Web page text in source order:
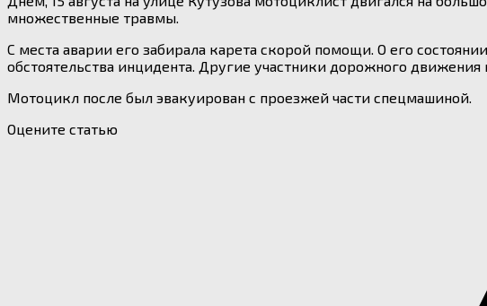
множественные травмы.
С места аварии его забирала карета скорой помощи. О его
обстоятельства инцидента. Другие участники дорожного движения
Мотоцикл после был эвакуирован с проезжей части спецмашиной.
Оцените статью